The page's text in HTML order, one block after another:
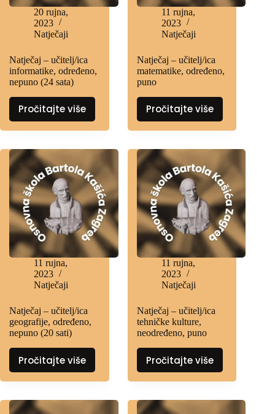
20 rujna,
2023
Natječaji
Natječaj – učitelj/ica
informatike, određeno,
nepuno (24 sata)
Pročitajte više
11 rujna,
2023
Natječaji
Natječaj – učitelj/ica
matematike, određeno,
puno
Pročitajte više
11 rujna,
2023
Natječaji
Natječaj – učitelj/ica
geografije, određeno,
nepuno (20 sati)
Pročitajte više
11 rujna,
2023
Natječaji
Natječaj – učitelj/ica
tehničke kulture,
neodređeno, puno
Pročitajte više